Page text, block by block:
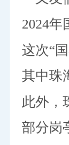
2024年
这次“
其中珠
此外，
部分岗